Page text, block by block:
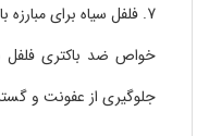
7. فلفل سیاه برای مبارزه با عفونت:
خواص ضد باکتری فلفل
جلوگیری از عفونت و